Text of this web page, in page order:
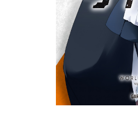
リキューレ
コ